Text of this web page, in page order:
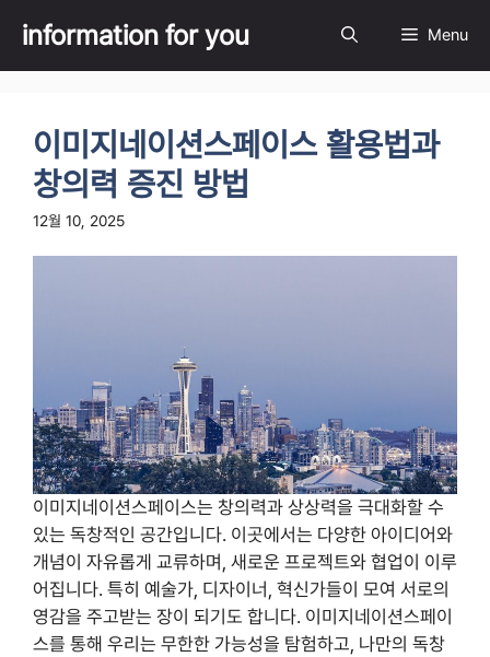
content
information for you Menu
이미지네이션스페이스 활용법과
창의력 증진 방법
12월 10, 2025
이미지네이션스페이스는 창의력과 상상력을 극대화할 수
있는 독창적인 공간입니다. 이곳에서는 다양한 아이디어와
개념이 자유롭게 교류하며, 새로운 프로젝트와 협업이 이루
어집니다. 특히 예술가, 디자이너, 혁신가들이 모여 서로의
영감을 주고받는 장이 되기도 합니다. 이미지네이션스페이
스를 통해 우리는 무한한 가능성을 탐험하고, 나만의 독창